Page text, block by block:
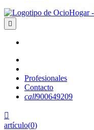

Profesionales
Contacto
call900649209

artículo(0)